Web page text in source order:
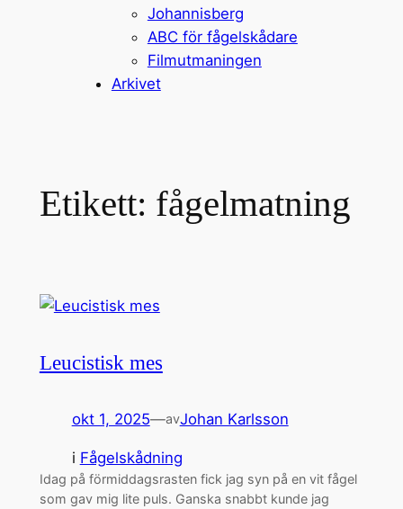
Johannisberg
ABC för fågelskådare
Filmutmaningen
Arkivet
Etikett: fågelmatning
Leucistisk mes
okt 1, 2025—avJohan Karlsson
i Fågelskådning
Idag på förmiddagsrasten fick jag syn på en vit fågel
som gav mig lite puls. Ganska snabbt kunde jag